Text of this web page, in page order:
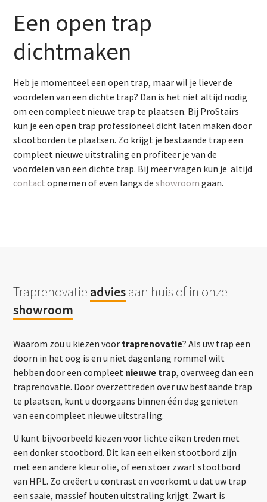
Een open trap
dichtmaken
Heb je momenteel een open trap, maar wil je liever de
voordelen van een dichte trap? Dan is het niet altijd nodig
om een compleet nieuwe trap te plaatsen. Bij ProStairs
kun je een open trap professioneel dicht laten maken door
stootborden te plaatsen. Zo krijgt je bestaande trap een
compleet nieuwe uitstraling en profiteer je van de
voordelen van een dichte trap. Bij meer vragen kun je altijd
contact opnemen of even langs deshowroom gaan.
Traprenovatie adviesaan huis of in onze
showroom
Waarom zou u kiezen voor traprenovatie? Als uw trap een
doorn in het oog is en u niet dagenlang rommel wilt
hebben door een compleet nieuwe trap, overweeg dan een
traprenovatie. Door overzettreden over uw bestaande trap
te plaatsen, kunt u doorgaans binnen één dag genieten
van een compleet nieuwe uitstraling.
U kunt bijvoorbeeld kiezen voor lichte eiken treden met
een donker stootbord. Dit kan een eiken stootbord zijn
met een andere kleur olie, of een stoer zwart stootbord
van HPL. Zo creëert u contrast en voorkomt u dat uw trap
een saaie, massief houten uitstraling krijgt. Zwart is